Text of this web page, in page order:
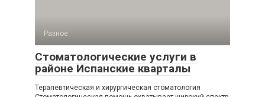
Разное
Стоматологические услуги в
районе Испанские кварталы
Терапевтическая и хирургическая стоматология